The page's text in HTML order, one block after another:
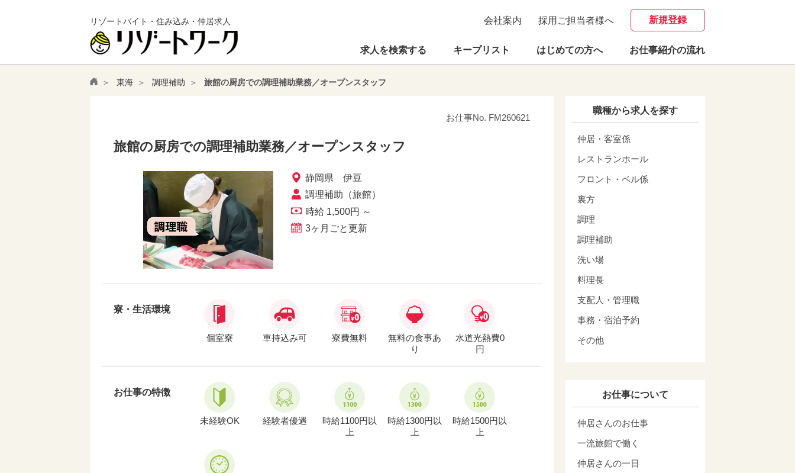
リゾートバイト・住み込み・仲居求人 会社案内 採用ご担当者様へ 新規登録
求人を検索する キープリスト はじめての方へ お仕事紹介の流れ
東海 調理補助 旅館の厨房での調理補助業務／オープンスタッフ
お仕事No. FM260621
旅館の厨房での調理補助業務／オープンスタッフ
静岡県 伊豆
調理補助（旅館）
時給 1,500円 ～
3ヶ月ごと更新
寮・生活環境
個室寮 車持込み可 寮費無料
無料の食事あ
り
水道光熱費0
円
お仕事の特徴
未経験OK 経験者優遇
時給1100円以
上
時給1300円以
上
時給1500円以
上
職種から求人を探す
仲居・客室係
レストランホール
フロント・ベル係
裏方
調理
調理補助
洗い場
料理長
支配人・管理職
事務・宿泊予約
その他
お仕事について
仲居さんのお仕事
一流旅館で働く
仲居さんの一日